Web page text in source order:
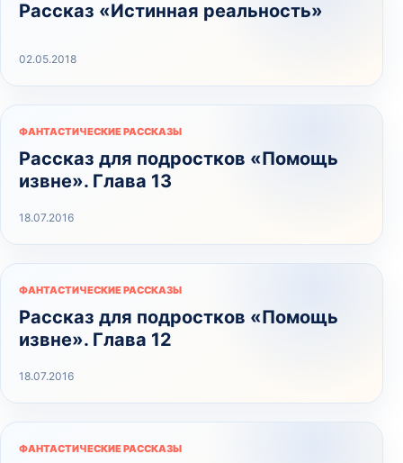
Рассказ «Истинная реальность»
02.05.2018
ФАНТАСТИЧЕСКИЕ РАССКАЗЫ
Рассказ для подростков «Помощь
извне». Глава 13
18.07.2016
ФАНТАСТИЧЕСКИЕ РАССКАЗЫ
Рассказ для подростков «Помощь
извне». Глава 12
18.07.2016
ФАНТАСТИЧЕСКИЕ РАССКАЗЫ